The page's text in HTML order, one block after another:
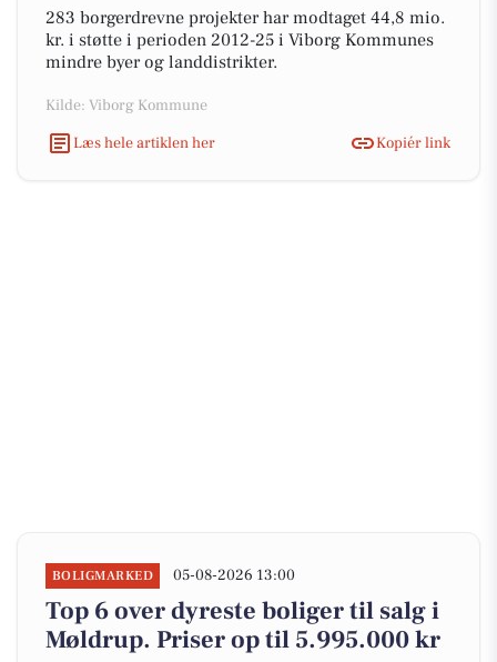
283 borgerdrevne projekter har modtaget 44,8 mio.
kr. i støtte i perioden 2012-25 i Viborg Kommunes
mindre byer og landdistrikter.
Kilde: Viborg Kommune
Læs hele artiklen her
Kopiér link
BOLIGMARKED 05-08-2026 13:00
Top 6 over dyreste boliger til salg i
Møldrup. Priser op til 5.995.000 kr